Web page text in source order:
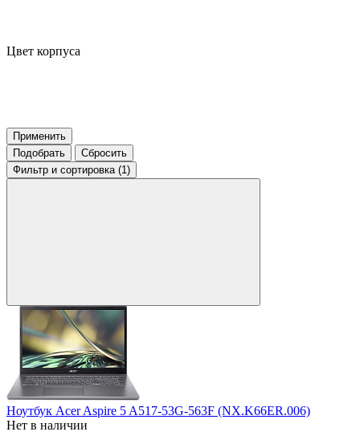
Цвет корпуса
Применить
Подобрать
Сбросить
Фильтр и сортировка (1)
Ноутбук Acer Aspire 5 A517-53G-563F (NX.K66ER.006)
Нет в наличии